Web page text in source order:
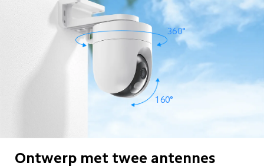
360°
160°
Ontwerp met twee antennes